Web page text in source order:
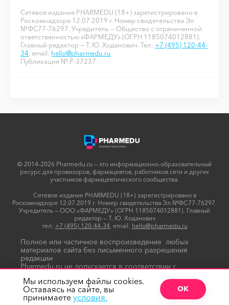
Сетевое издание PHARMEDU (18+) зарегистрировано в
Роскомнадзоре 12.07.2019 г. Номер свидетельства Эл
№ФС77-76297. Учредитель — Общество с ограниченной
ответственностью «ФАРМЕДУ» (ОГРН 1185074012881).
Главный редактор — Т. Ю. Ходанович. Тел: +7 (495) 120-44-
34 , email: hello@pharmedu.ru
Публикация № P-37237
© 2014-2026 Pharmedu.ru — это информационно-образовательный
ресурс для провизоров, фармацевтов, работников сети и других
участников фармацевтического сообщества.
Сетевое издание PHARMEDU (18+) зарегистрировано в
Роскомнадзоре 12.07.2019 г. Номер свидетельства Эл №ФС77-76297.
Учредитель — ООО «ФАРМЕДУ» (ОГРН 1185074012881). Главный
редактор — Т. Ю. Ходанович
тел: +7 (495) 120-44-34, email: hello@pharmedu.ru
Полное или частичное воспроизведение любых
материалов сайта без письменного разрешения
редакции
Pharmedu.ru не допускается в соответствии с
Мы используем файлы cookies.
Оставаясь на сайте, вы
принимаете условия.
ОК